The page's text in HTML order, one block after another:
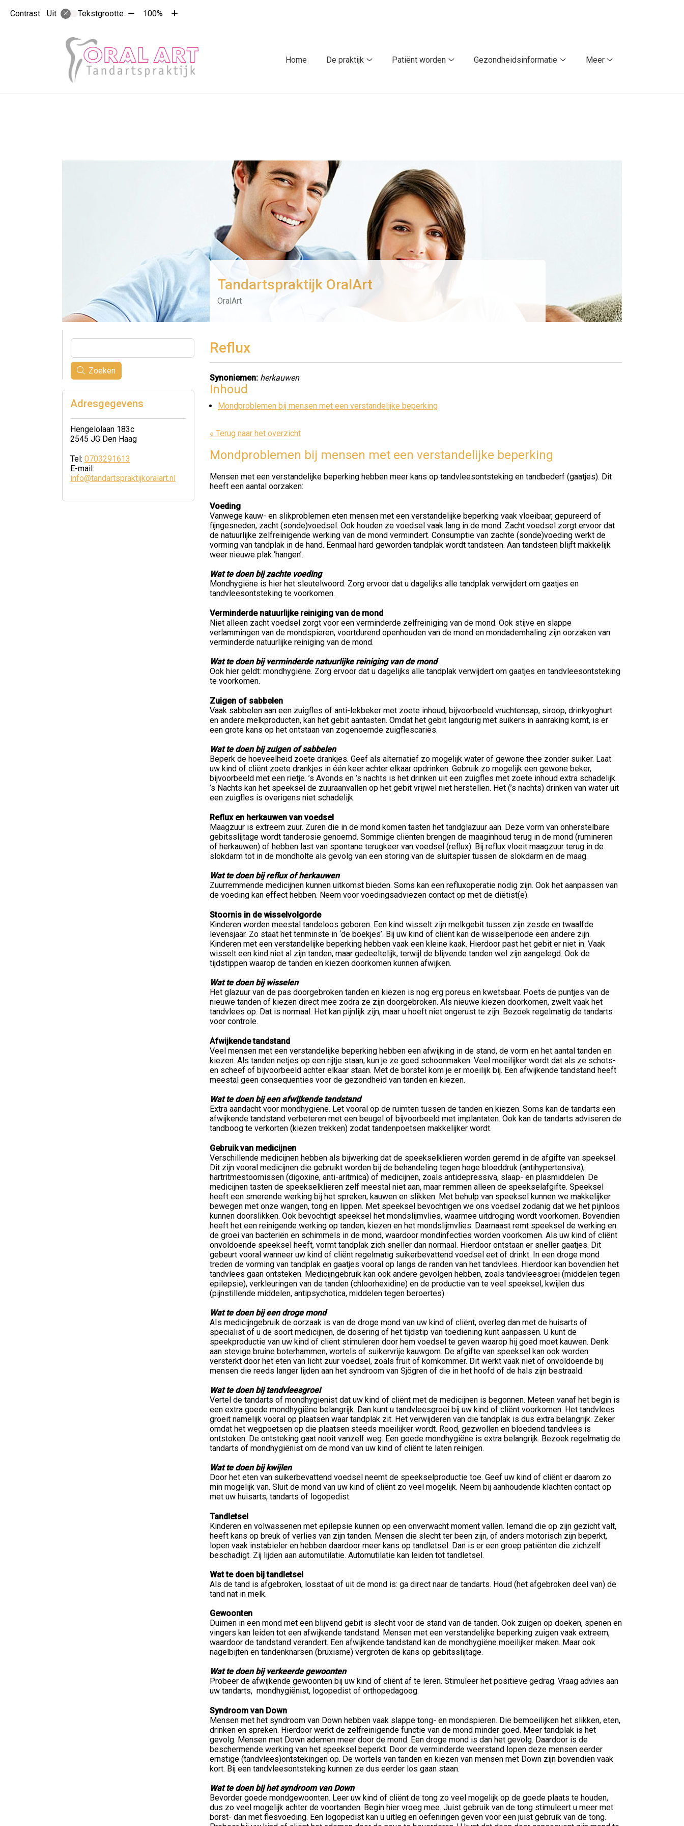
Contrast Uit Tekstgrootte Tekst
10%
100%
Tekst
10%
Home
De praktijk
Patiënt worden
Gezondheidsinformatie
Meer
Tandartspraktijk OralArt
OralArt
Reflux
Synoniemen: herkauwen
Inhoud
Mondproblemen bij mensen met een verstandelijke beperking
« Terug naar het overzicht
Mondproblemen bij mensen met een verstandelijke beperking
Mensen met een verstandelijke beperking hebben meer kans op tandvleesontsteking en tandbederf (gaatjes). Dit
heeft een aantal oorzaken:
Voeding
Vanwege kauw- en slikproblemen eten mensen met een verstandelijke beperking vaak vloeibaar, gepureerd of
fijngesneden, zacht (sonde)voedsel. Ook houden ze voedsel vaak lang in de mond. Zacht voedsel zorgt ervoor dat
de natuurlijke zelfreinigende werking van de mond vermindert. Consumptie van zachte (sonde)voeding werkt de
vorming van tandplak in de hand. Eenmaal hard geworden tandplak wordt tandsteen. Aan tandsteen blijft makkelijk
weer nieuwe plak ‘hangen’.
Wat te doen bij zachte voeding
Mondhygiëne is hier het sleutelwoord. Zorg ervoor dat u dagelijks alle tandplak verwijdert om gaatjes en
tandvleesontsteking te voorkomen.
Verminderde natuurlijke reiniging van de mond
Niet alleen zacht voedsel zorgt voor een verminderde zelfreiniging van de mond. Ook stijve en slappe
verlammingen van de mondspieren, voortdurend openhouden van de mond en mondademhaling zijn oorzaken van
verminderde natuurlijke reiniging van de mond.
Wat te doen bij verminderde natuurlijke reiniging van de mond
Ook hier geldt: mondhygiëne. Zorg ervoor dat u dagelijks alle tandplak verwijdert om gaatjes en tandvleesontsteking
te voorkomen.
Zuigen of sabbelen
Vaak sabbelen aan een zuigfles of anti-lekbeker met zoete inhoud, bijvoorbeeld vruchtensap, siroop, drinkyoghurt
en andere melkproducten, kan het gebit aantasten. Omdat het gebit langdurig met suikers in aanraking komt, is er
een grote kans op het ontstaan van zogenoemde zuigflescariës.
Wat te doen bij zuigen of sabbelen
Beperk de hoeveelheid zoete drankjes. Geef als alternatief zo mogelijk water of gewone thee zonder suiker. Laat
uw kind of cliënt zoete drankjes in één keer achter elkaar opdrinken. Gebruik zo mogelijk een gewone beker,
bijvoorbeeld met een rietje. ’s Avonds en ’s nachts is het drinken uit een zuigfles met zoete inhoud extra schadelijk.
’s Nachts kan het speeksel de zuuraanvallen op het gebit vrijwel niet herstellen. Het (’s nachts) drinken van water uit
een zuigfles is overigens niet schadelijk.
Reflux en herkauwen van voedsel
Maagzuur is extreem zuur. Zuren die in de mond komen tasten het tandglazuur aan. Deze vorm van onherstelbare
gebitsslijtage wordt tanderosie genoemd. Sommige cliënten brengen de maaginhoud terug in de mond (rumineren
of herkauwen) of hebben last van spontane terugkeer van voedsel (reflux). Bij reflux vloeit maagzuur terug in de
slokdarm tot in de mondholte als gevolg van een storing van de sluitspier tussen de slokdarm en de maag.
Wat te doen bij reflux of herkauwen
Zuurremmende medicijnen kunnen uitkomst bieden. Soms kan een refluxoperatie nodig zijn. Ook het aanpassen van
de voeding kan effect hebben. Neem voor voedingsadviezen contact op met de diëtist(e).
Stoornis in de wisselvolgorde
Kinderen worden meestal tandeloos geboren. Een kind wisselt zijn melkgebit tussen zijn zesde en twaalfde
levensjaar. Zo staat het tenminste in ‘de boekjes’. Bij uw kind of cliënt kan de wisselperiode een andere zijn.
Kinderen met een verstandelijke beperking hebben vaak een kleine kaak. Hierdoor past het gebit er niet in. Vaak
wisselt een kind niet al zijn tanden, maar gedeeltelijk, terwijl de blijvende tanden wel zijn aangelegd. Ook de
tijdstippen waarop de tanden en kiezen doorkomen kunnen afwijken.
Wat te doen bij wisselen
Het glazuur van de pas doorgebroken tanden en kiezen is nog erg poreus en kwetsbaar. Poets de puntjes van de
nieuwe tanden of kiezen direct mee zodra ze zijn doorgebroken. Als nieuwe kiezen doorkomen, zwelt vaak het
tandvlees op. Dat is normaal. Het kan pijnlijk zijn, maar u hoeft niet ongerust te zijn. Bezoek regelmatig de tandarts
voor controle.
Afwijkende tandstand
Veel mensen met een verstandelijke beperking hebben een afwijking in de stand, de vorm en het aantal tanden en
kiezen. Als tanden netjes op een rijtje staan, kun je ze goed schoonmaken. Veel moeilijker wordt dat als ze schots-
en scheef of bijvoorbeeld achter elkaar staan. Met de borstel kom je er moeilijk bij. Een afwijkende tandstand heeft
meestal geen consequenties voor de gezondheid van tanden en kiezen.
Wat te doen bij een afwijkende tandstand
Extra aandacht voor mondhygiëne. Let vooral op de ruimten tussen de tanden en kiezen. Soms kan de tandarts een
afwijkende tandstand verbeteren met een beugel of bijvoorbeeld met implantaten. Ook kan de tandarts adviseren de
tandboog te verkorten (kiezen trekken) zodat tandenpoetsen makkelijker wordt.
Gebruik van medicijnen
Verschillende medicijnen hebben als bijwerking dat de speekselklieren worden geremd in de afgifte van speeksel.
Dit zijn vooral medicijnen die gebruikt worden bij de behandeling tegen hoge bloeddruk (antihypertensiva),
hartritmestoornissen (digoxine, anti-aritmica) of medicijnen, zoals antidepressiva, slaap- en plasmiddelen. De
medicijnen tasten de speekselklieren zelf meestal niet aan, maar remmen alleen de speekselafgifte. Speeksel
heeft een smerende werking bij het spreken, kauwen en slikken. Met behulp van speeksel kunnen we makkelijker
bewegen met onze wangen, tong en lippen. Met speeksel bevochtigen we ons voedsel zodanig dat we het pijnloos
kunnen doorslikken. Ook bevochtigt speeksel het mondslijmvlies, waarmee uitdroging wordt voorkomen. Bovendien
heeft het een reinigende werking op tanden, kiezen en het mondslijmvlies. Daarnaast remt speeksel de werking en
de groei van bacteriën en schimmels in de mond, waardoor mondinfecties worden voorkomen. Als uw kind of cliënt
onvoldoende speeksel heeft, vormt tandplak zich sneller dan normaal. Hierdoor ontstaan er sneller gaatjes. Dit
gebeurt vooral wanneer uw kind of cliënt regelmatig suikerbevattend voedsel eet of drinkt. In een droge mond
treden de vorming van tandplak en gaatjes vooral op langs de randen van het tandvlees. Hierdoor kan bovendien het
tandvlees gaan ontsteken. Medicijngebruik kan ook andere gevolgen hebben, zoals tandvleesgroei (middelen tegen
epilepsie), verkleuringen van de tanden (chloorhexidine) en de productie van te veel speeksel, kwijlen dus
(pijnstillende middelen, antipsychotica, middelen tegen beroertes).
Wat te doen bij een droge mond
AIs medicijngebruik de oorzaak is van de droge mond van uw kind of cliënt, overleg dan met de huisarts of
specialist of u de soort medicijnen, de dosering of het tijdstip van toediening kunt aanpassen. U kunt de
speekproductie van uw kind of cliënt stimuleren door hem voedsel te geven waarop hij goed moet kauwen. Denk
aan stevige bruine boterhammen, wortels of suikervrije kauwgom. De afgifte van speeksel kan ook worden
versterkt door het eten van licht zuur voedsel, zoals fruit of komkommer. Dit werkt vaak niet of onvoldoende bij
mensen die reeds langer lijden aan het syndroom van Sjögren of die in het hoofd of de hals zijn bestraald.
Wat te doen bij tandvleesgroei
Vertel de tandarts of mondhygienist dat uw kind of cliënt met de medicijnen is begonnen. Meteen vanaf het begin is
een extra goede mondhygiëne belangrijk. Dan kunt u tandvleesgroei bij uw kind of cliënt voorkomen. Het tandvlees
groeit namelijk vooral op plaatsen waar tandplak zit. Het verwijderen van die tandplak is dus extra belangrijk. Zeker
omdat het wegpoetsen op die plaatsen steeds moeilijker wordt. Rood, gezwollen en bloedend tandvlees is
ontstoken. De ontsteking gaat nooit vanzelf weg. Een goede mondhygiëne is extra belangrijk. Bezoek regelmatig de
tandarts of mondhygiënist om de mond van uw kind of cliënt te laten reinigen.
Wat te doen bij kwijlen
Door het eten van suikerbevattend voedsel neemt de speekselproductie toe. Geef uw kind of cliënt er daarom zo
min mogelijk van. Sluit de mond van uw kind of cliënt zo veel mogelijk. Neem bij aanhoudende klachten contact op
met uw huisarts, tandarts of logopedist.
Tandletsel
Kinderen en volwassenen met epilepsie kunnen op een onverwacht moment vallen. Iemand die op zijn gezicht valt,
heeft kans op breuk of verlies van zijn tanden. Mensen die slecht ter been zijn, of anders motorisch zijn beperkt,
lopen vaak instabieler en hebben daardoor meer kans op tandletsel. Dan is er een groep patiënten die zichzelf
beschadigt. Zij lijden aan automutilatie. Automutilatie kan leiden tot tandletsel.
Wat te doen bij tandletsel
Als de tand is afgebroken, losstaat of uit de mond is: ga direct naar de tandarts. Houd (het afgebroken deel van) de
tand nat in melk.
Gewoonten
Duimen in een mond met een blijvend gebit is slecht voor de stand van de tanden. Ook zuigen op doeken, spenen en
vingers kan leiden tot een afwijkende tandstand. Mensen met een verstandelijke beperking zuigen vaak extreem,
waardoor de tandstand verandert. Een afwijkende tandstand kan de mondhygiëne moeilijker maken. Maar ook
nagelbijten en tandenknarsen (bruxisme) vergroten de kans op gebitsslijtage.
Wat te doen bij verkeerde gewoonten
Probeer de afwijkende gewoonten bij uw kind of cliënt af te leren. Stimuleer het positieve gedrag. Vraag advies aan
uw tandarts, mondhygiënist, logopedist of orthopedagoog.
Syndroom van Down
Mensen met het syndroom van Down hebben vaak slappe tong- en mondspieren. Die bemoeilijken het slikken, eten,
drinken en spreken. Hierdoor werkt de zelfreinigende functie van de mond minder goed. Meer tandplak is het
gevolg. Mensen met Down ademen meer door de mond. Een droge mond is dan het gevolg. Daardoor is de
beschermende werking van het speeksel beperkt. Door de verminderde weerstand lopen deze mensen eerder
ernstige (tandvlees)ontstekingen op. De wortels van tanden en kiezen van mensen met Down zijn bovendien vaak
kort. Bij een tandvleesontsteking kunnen ze dus eerder los gaan staan.
Wat te doen bij het syndroom van Down
Bevorder goede mondgewoonten. Leer uw kind of cliënt de tong zo veel mogelijk op de goede plaats te houden,
dus zo veel mogelijk achter de voortanden. Begin hier vroeg mee. Juist gebruik van de tong stimuleert u meer met
borst- dan met flesvoeding. Een logopedist kan u uitleg en oefeningen geven voor een juist gebruik van de tong.
Zoeken
Adresgegevens
Hengelolaan 183c
2545 JG Den Haag
Tel: 0703291613
E-mail:
info@tandartspraktijkoralart.nl